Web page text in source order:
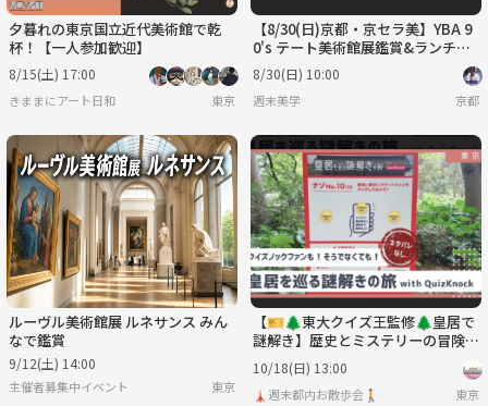
夕暮れの東京国立近代美術館で乾
杯！【一人参加歓迎】
8/15(土) 17:00
きままにアート日和 東京
【8/30(日)京都・京セラ美】YBA 9
0's テート美術館展鑑賞&ランチ会
🖼️
8/30(日) 10:00
週末美学 京都
ルーヴル美術館展 ルネサンス みん
なで鑑賞
9/12(土) 14:00
主催者募集中イベント 東京
【🎫🌲東大クイズ王監修🌲皇居で
謎解き】歴史とミステリーの冒険に
出かけよう！
10/18(日) 13:00
🗼週末都内お散歩会🚶 東京